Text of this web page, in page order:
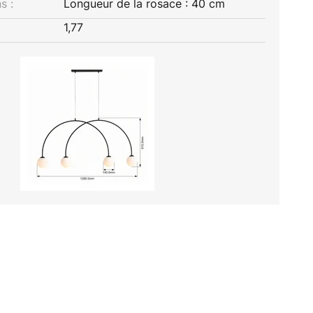
:
Longueur de la rosace : 40 cm
1,77